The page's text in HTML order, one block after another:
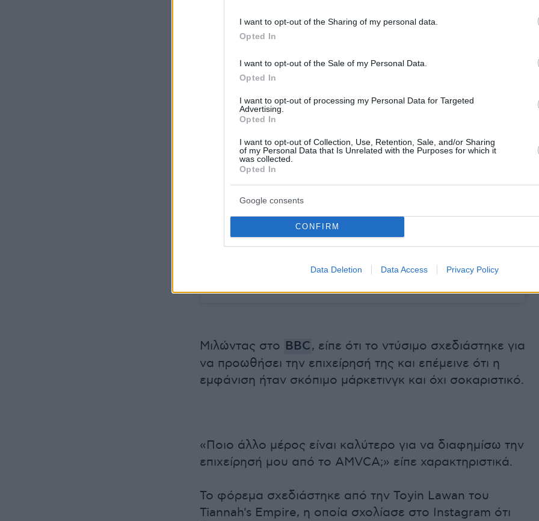
I want to opt-out of the Sharing of my personal data.
Opted In
I want to opt-out of the Sale of my Personal Data.
Opted In
I want to opt-out of processing my Personal Data for Targeted
Advertising.
Opted In
I want to opt-out of Collection, Use, Retention, Sale, and/or Sharing
of my Personal Data that Is Unrelated with the Purposes for which it
was collected.
Opted In
Google consents
CONFIRM
Data Deletion Data Access Privacy Policy
να κινηθεί.
Δείτε αυτή τη δημοσίευση στο Instagram.
Μιλώντας στο BBC, είπε ότι το ντύσιμο σχεδιάστηκε για
να προωθήσει την επιχείρησή της και επέμεινε ότι η
εμφάνιση ήταν σκόπιμο μάρκετινγκ και όχι σοκαριστικό.
«Ποιο άλλο μέρος είναι καλύτερο για να διαφημίσω την
επιχείρησή μου από το AMVCA;» είπε χαρακτηριστικά.
Το φόρεμα σχεδιάστηκε από την Toyin Lawan του
Tiannah's Empire, η οποία σχολίασε στο Instagram ότι